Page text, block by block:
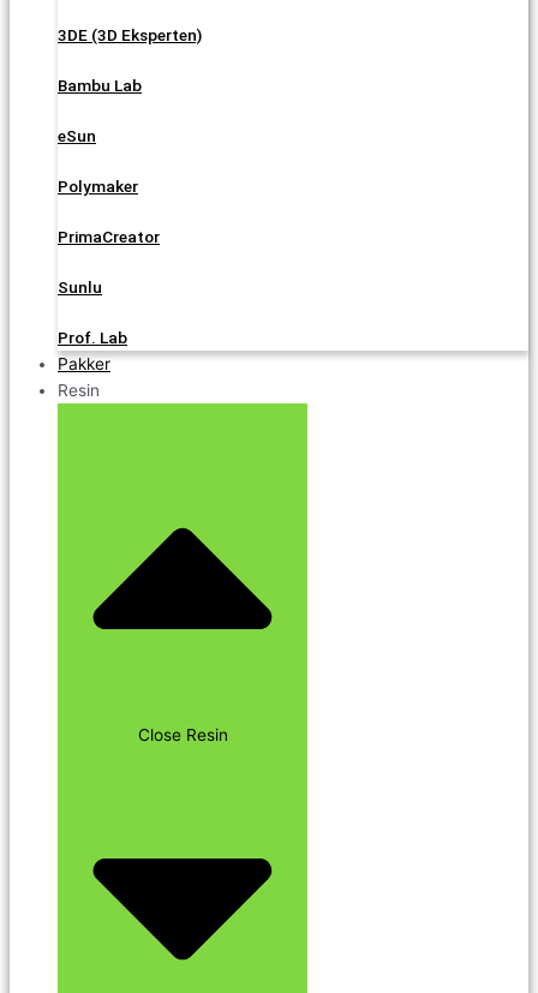
3DE (3D Eksperten)
Bambu Lab
eSun
Polymaker
PrimaCreator
Sunlu
Prof. Lab
Pakker
Resin
Close Resin